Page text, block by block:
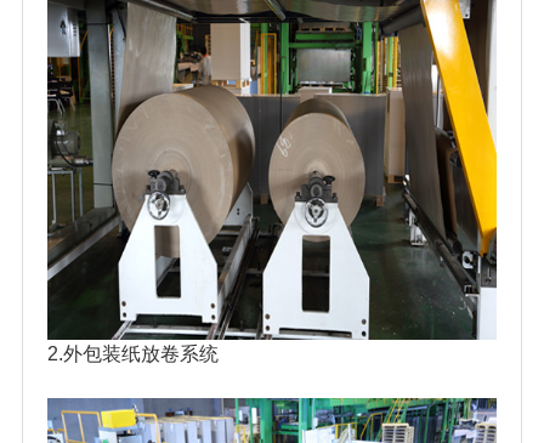
2.外包装纸放卷系统